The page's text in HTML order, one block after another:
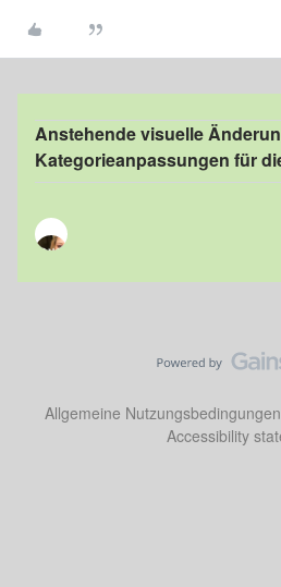
Anstehende visuelle
Kategorieanpassungen für
Allgemeine Nutzungsbedingungen
Accessibility